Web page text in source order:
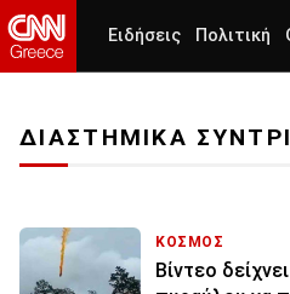
Ειδήσεις Πολιτική
ΔΙΑΣΤΗΜΙΚΑ
ΚΟΣΜΟΣ
Βίντεο